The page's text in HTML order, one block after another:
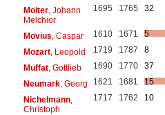
Molter, Johann
Melchior
1695 1765 32
Movius , Caspar 1610 1671
5
Mozart, Leopold 1719 1787
8
Muffat, Gottlieb 1690 1770
37
Neumark, Georg 1621 1681
15
Nichelmann,
Christoph
1717 1762 10